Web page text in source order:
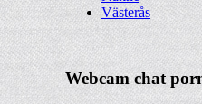
Västerås
Webcam chat